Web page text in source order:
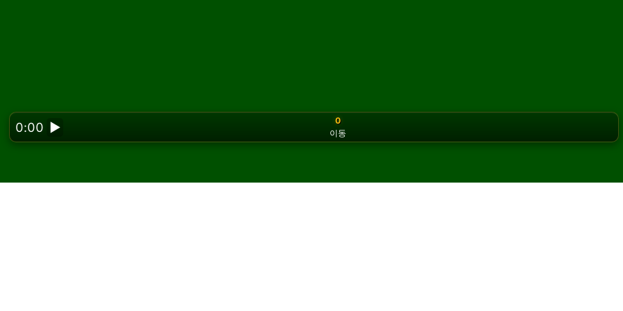
0:00 ▶
0
이동